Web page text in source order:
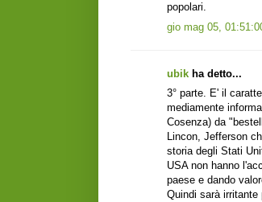
popolari.
gio mag 05,
ubik ha detto...
‎3° parte. E' il
mediamente
Cosenza) da
Lincon, Jefferson
storia degli Stati
USA non hanno
paese e dando
Quindi sarà